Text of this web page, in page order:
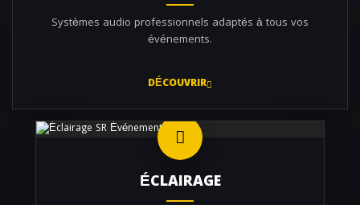
Systèmes audio professionnels adaptés à tous vos
événements.
DÉCOUVRIR
ÉCLAIRAGE